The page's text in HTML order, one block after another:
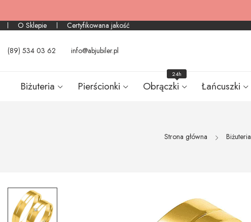
O Sklepie
Certyfikowana jakość
(89) 534 03 62 info@abjubiler.pl
Biżuteria Pierścionki Obrączki
24h
Łańcuszki
Strona główna Biżuteria